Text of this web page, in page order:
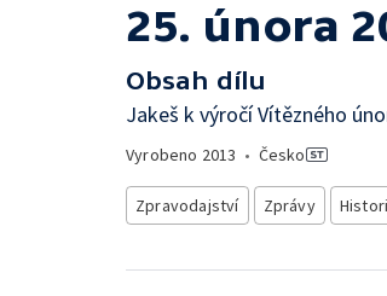
25. února
Obsah dílu
Jakeš k výročí Vítězného
Vyrobeno 2013 • Česko
Zpravodajství Zprávy